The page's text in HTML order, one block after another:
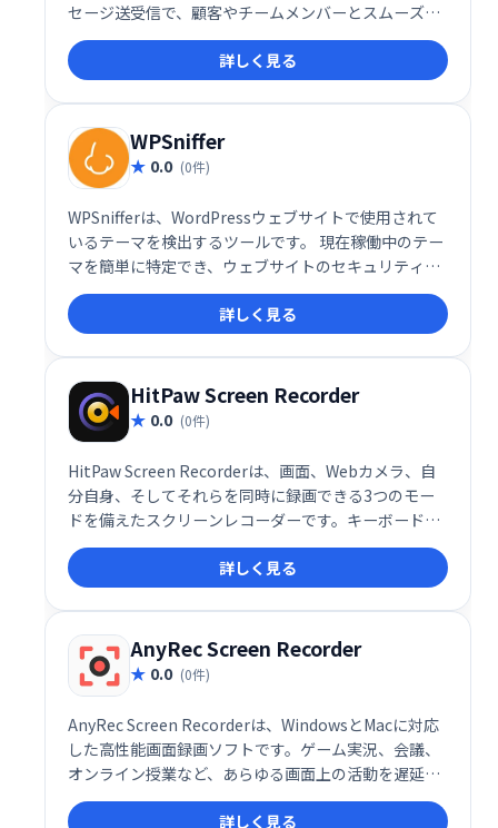
セージ送受信で、顧客やチームメンバーとスムーズに
連携できます。パーソナライズされたリンクで非同期
会話を開始し、効率的なコミュニケーションを実現し
ます。
詳しく見る
WPSniffer
0.0 (0件)
WPSnifferは、WordPressウェブサイトで使用されて
いるテーマを検出するツールです。 現在稼働中のテー
マを簡単に特定でき、ウェブサイトのセキュリティや
保守管理に役立ちます。 複雑な設定は不要で、迅速か
つ正確にテーマ情報を取得できます。
詳しく見る
HitPaw Screen Recorder
0.0 (0件)
HitPaw Screen Recorderは、画面、Webカメラ、自
分自身、そしてそれらを同時に録画できる3つのモー
ドを備えたスクリーンレコーダーです。キーボードと
マウス操作も同時にキャプチャ可能。ピップ(Picture-
in-Picture)の位置やサイズも自由に変更でき、モニタ
ーでプレビューしながら録画できます。
詳しく見る
AnyRec Screen Recorder
0.0 (0件)
AnyRec Screen Recorderは、WindowsとMacに対応
した高性能画面録画ソフトです。ゲーム実況、会議、
オンライン授業など、あらゆる画面上の活動を遅延な
く高画質で記録できます。リアルタイム描画やスケジ
ュール録画、マウス操作記録など、豊富な機能で、ス
詳しく見る